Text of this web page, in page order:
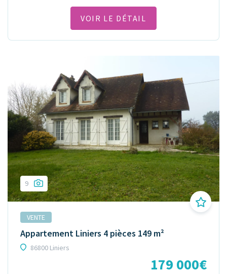
VOIR LE DÉTAIL
9
VENTE
Appartement Liniers 4 pièces 149 m²
86800 Liniers
179 000€